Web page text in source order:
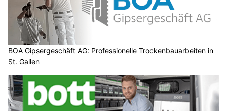
BOA Gipsergeschäft AG: Professionelle Trockenbauarbeiten in
St. Gallen